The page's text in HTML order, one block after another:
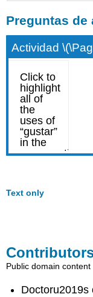
Preguntas de
Actividad
Text only
Public domain content
Doctoru2019s